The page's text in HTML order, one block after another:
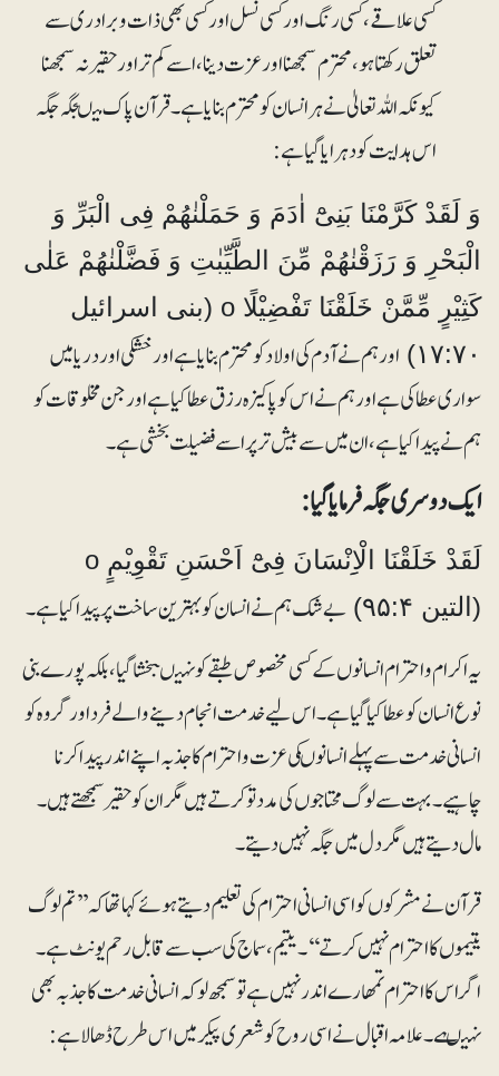
کسی علاقے، کسی رنگ اور کسی نسل اور کسی بھی ذات و برادری سے
تعلق رکھتا ہو، محترم سمجھنا اور عزت دینا، اسے کم تر اور حقیر نہ سمجھنا
کیونکہ اللہ تعالیٰ نے ہر انسان کو محترم بنایا ہے۔ قرآن پاک میںجگہ جگہ
اس ہدایت کو دہرایا گیا ہے:
وَ لَقَدْ کَرَّمْنَا بَنِیْٓ اٰدَمَ وَ حَمَلْنٰھُمْ فِی الْبَرِّ وَ
الْبَحْرِ وَ رَزَقْنٰھُمْ مِّنَ الطَّیِّبٰتِ وَ فَضَّلْنٰھُمْ عَلٰی
کَثِیْرٍ مِّمَّنْ خَلَقْنَا تَفْضِیْلًا o (بنی اسرائیل
۱۷:۷۰) اور ہم نے آدم کی اولاد کو محترم بنایا ہے اور خشکی اور دریا میں
سواری عطا کی ہے اور ہم نے اس کوپاکیزہ رزق عطا کیا ہے اور جن مخلوقات کو
ہم نے پیدا کیا ہے، ان میں سے بیش تر پر اسے فضیلت بخشی ہے۔
ایک دوسری جگہ فرمایا گیا :
لَقَدْ خَلَقْنَا الْاِِنْسَانَ فِیْٓ اَحْسَنِ تَقْوِیْمٍ o
(التین ۹۵:۴)
بے شک ہم نے انسان کو بہترین ساخت پر پیداکیا ہے۔
یہ اکرام و احترام انسانو ں کے کسی مخصوص طبقے کو نہیںبخشا گیا، بلکہ پورے بنی
نوع انسان کو عطاکیا گیا ہے ۔اس لیے خدمت انجام دینے والے فرد اور گروہ کو
انسانی خدمت سے پہلے انسانوںکی عزت و احترام کا جذبہ اپنے اندر پیدا کرنا
چاہیے۔ بہت سے لوگ محتاجوں کی مددتو کرتے ہیں مگر ان کو حقیر سمجھتے ہیں۔
مال دیتے ہیں مگر دل میں جگہ نہیں دیتے۔
قرآن نے مشرکوں کو اسی انسانی احترام کی تعلیم دیتے ہوئے کہا تھا کہ’’ تم لوگ
یتیموں کا احترام نہیں کرتے‘‘۔ یتیم، سماج کی سب سے قابل رحم یونٹ ہے۔
اگر اس کا احترام تمھارے اندر نہیں ہے تو سمجھ لو کہ انسانی خدمت کا جذبہ بھی
نہیںہے۔ علامہ اقبال نے اسی روح کو شعری پیکر میں اس طرح ڈھالاہے: